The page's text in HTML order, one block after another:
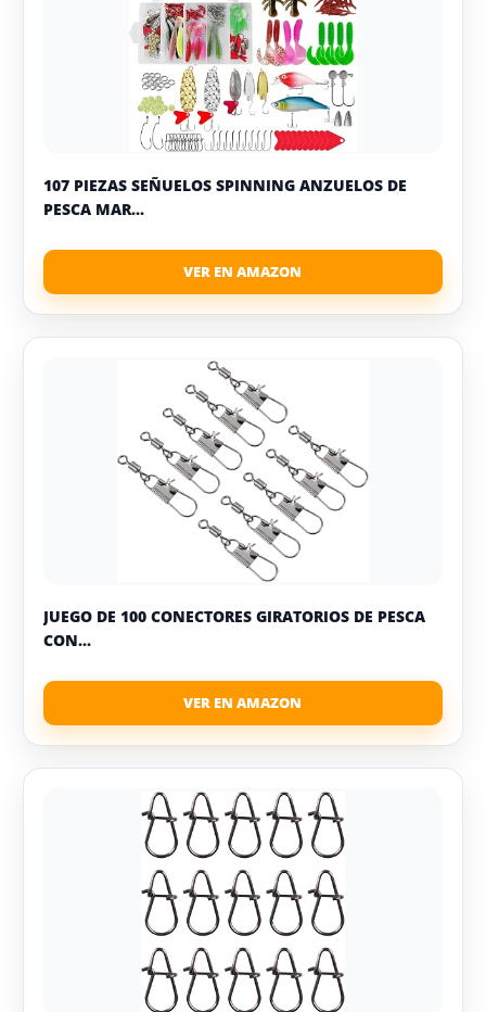
107 PIEZAS SEÑUELOS SPINNING ANZUELOS DE
PESCA MAR...
JUEGO DE 100 CONECTORES GIRATORIOS DE PESCA
CON...